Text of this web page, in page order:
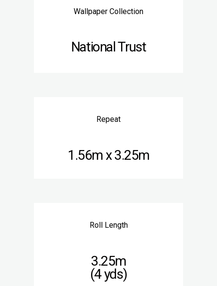
Wallpaper Collection
National Trust
Repeat
1.56m x 3.25m
Roll Length
3.25m
(4 yds)